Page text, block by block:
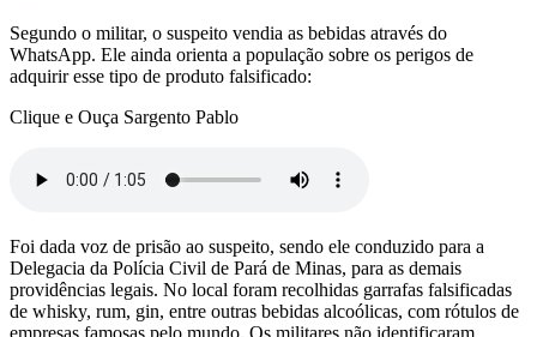
Segundo o militar, o suspeito vendia as bebidas através do
WhatsApp. Ele ainda orienta a população sobre os perigos de
adquirir esse tipo de produto falsificado:
Clique e Ouça Sargento Pablo
Foi dada voz de prisão ao suspeito, sendo ele conduzido para a
Delegacia da Polícia Civil de Pará de Minas, para as demais
providências legais. No local foram recolhidas garrafas falsificadas
de whisky, rum, gin, entre outras bebidas alcoólicas, com rótulos de
empresas famosas pelo mundo. Os militares não identificaram